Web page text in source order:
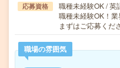
応募資格
職種未経験OK / 英
職種未経験OK！
まずはご応募くだ
職場の雰囲気